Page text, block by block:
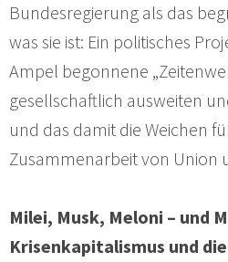
Bundesregierung als das
was sie ist: Ein politisches
Ampel begonnene
gesellschaftlich ausweiten
und das damit die Weichen
Zusammenarbeit von Union
Milei, Musk, Meloni – und
Krisenkapitalismus und